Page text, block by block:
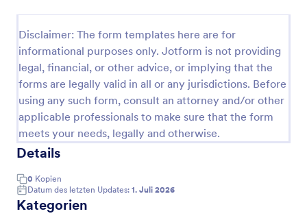
Disclaimer: The form templates here are for
informational purposes only. Jotform is not providing
legal, financial, or other advice, or implying that the
forms are legally valid in all or any jurisdictions. Before
using any such form, consult an attorney and/or other
applicable professionals to make sure that the form
meets your needs, legally and otherwise.
Details
0 Kopien
Datum des letzten Updates: 1. Juli 2026
Kategorien
Vorschau